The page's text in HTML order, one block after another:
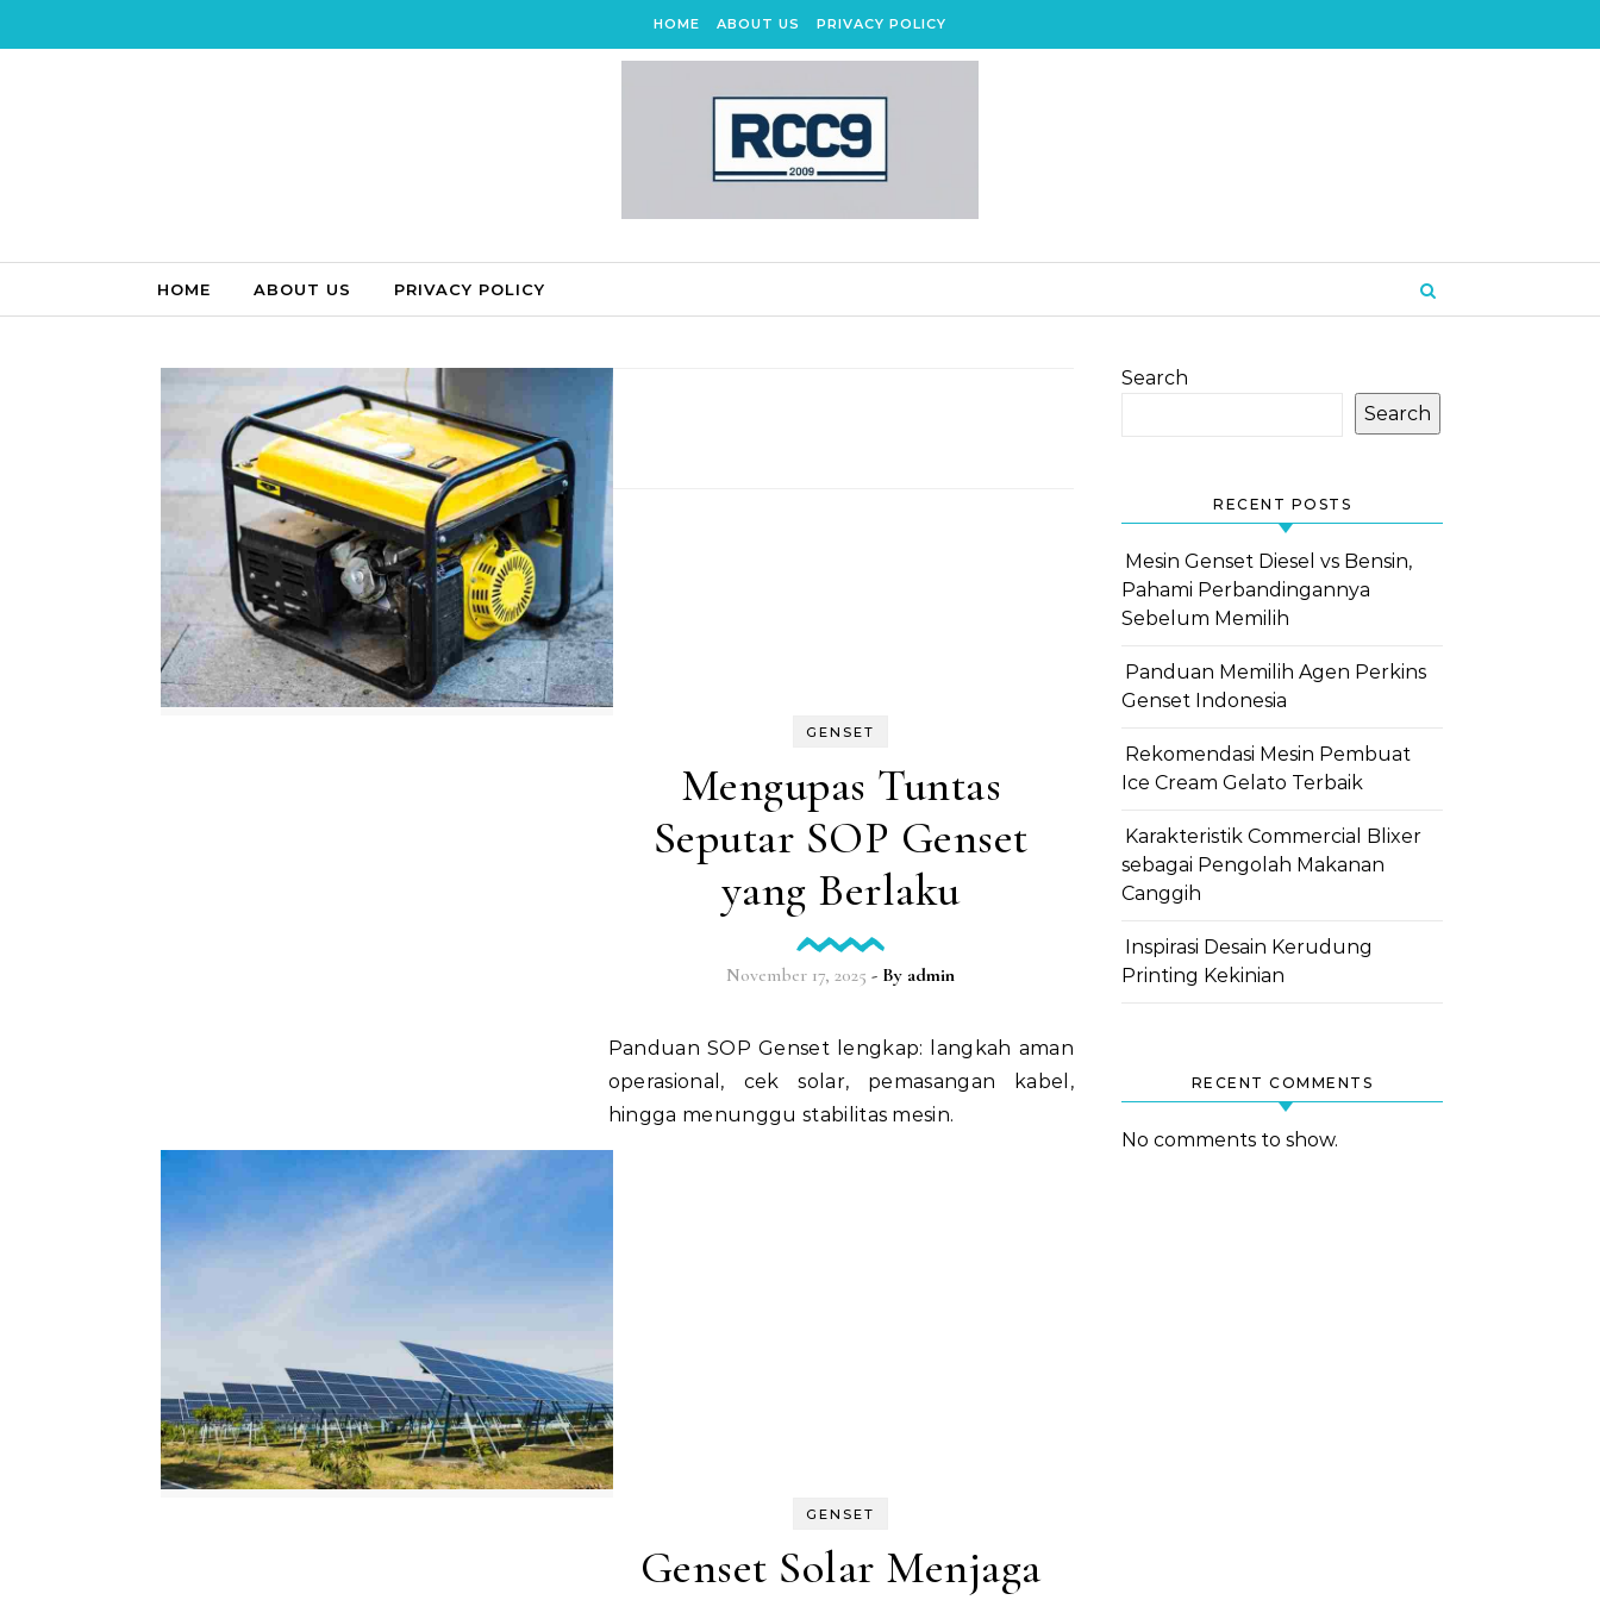
HOME ABOUT US PRIVACY POLICY
HOME ABOUT US PRIVACY POLICY
GENSET
Mengupas Tuntas
Seputar SOP Genset
yang Berlaku
November 17, 2025 - By admin
Panduan SOP Genset lengkap: langkah aman
operasional, cek solar, pemasangan kabel,
hingga menunggu stabilitas mesin.
GENSET
Genset Solar Menjaga
Search
Search
RECENT POSTS
Mesin Genset Diesel vs Bensin,
Pahami Perbandingannya
Sebelum Memilih
Panduan Memilih Agen Perkins
Genset Indonesia
Rekomendasi Mesin Pembuat
Ice Cream Gelato Terbaik
Karakteristik Commercial Blixer
sebagai Pengolah Makanan
Canggih
Inspirasi Desain Kerudung
Printing Kekinian
RECENT COMMENTS
No comments to show.